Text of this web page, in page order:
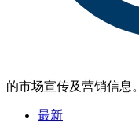
的市场宣传及营销信息。
最新